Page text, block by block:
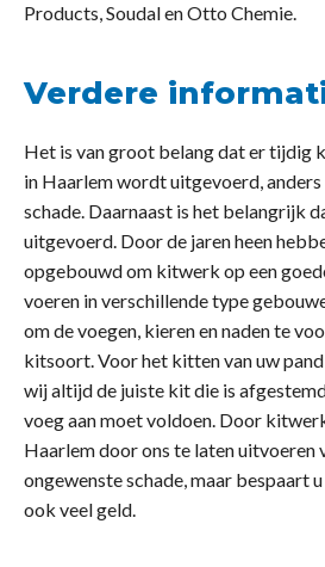
Products, Soudal en Otto Chemie.
Verdere
Het is van groot belang dat er tijdig
in Haarlem wordt uitgevoerd,
schade. Daarnaast is het belangrijk
uitgevoerd. Door de jaren heen
opgebouwd om kitwerk op een
voeren in verschillende type
om de voegen, kieren en naden te
kitsoort. Voor het kitten van uw
wij altijd de juiste kit die is
voeg aan moet voldoen. Door
Haarlem door ons te laten uitvoeren
ongewenste schade, maar bespaart
ook veel geld.